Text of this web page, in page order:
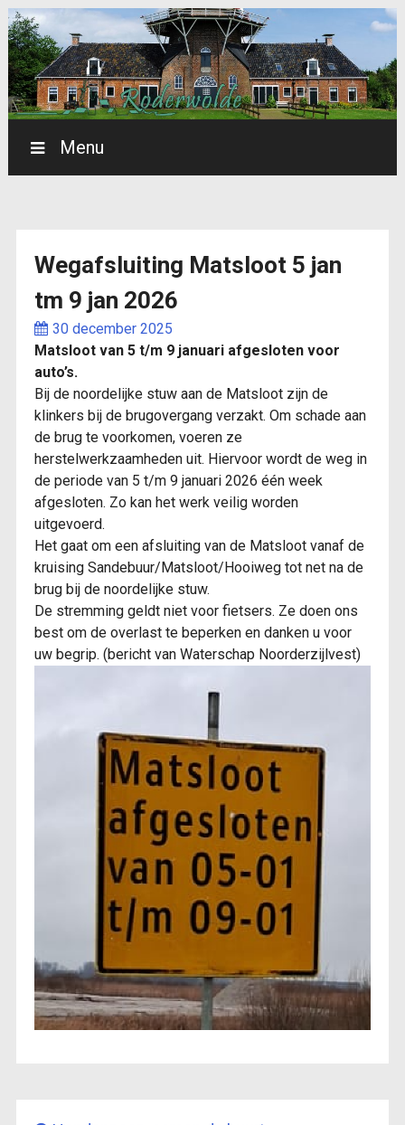
Menu
Wegafsluiting Matsloot 5 jan
tm 9 jan 2026
30 december 2025
Matsloot van 5 t/m 9 januari afgesloten voor
auto’s.
Bij de noordelijke stuw aan de Matsloot zijn de
klinkers bij de brugovergang verzakt. Om schade aan
de brug te voorkomen, voeren ze
herstelwerkzaamheden uit. Hiervoor wordt de weg in
de periode van 5 t/m 9 januari 2026 één week
afgesloten. Zo kan het werk veilig worden
uitgevoerd.
Het gaat om een afsluiting van de Matsloot vanaf de
kruising Sandebuur/Matsloot/Hooiweg tot net na de
brug bij de noordelijke stuw.
De stremming geldt niet voor fietsers. Ze doen ons
best om de overlast te beperken en danken u voor
uw begrip. (bericht van Waterschap Noorderzijlvest)